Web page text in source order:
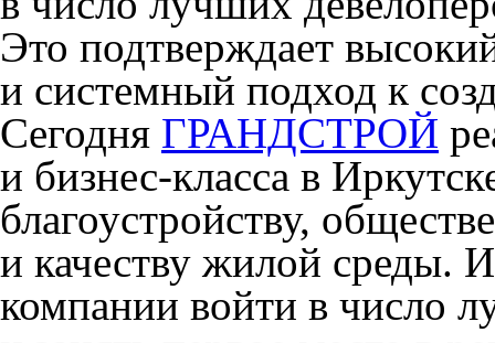
Это подтверждает
и системный подход к
Сегодня ГРАНДСТРОЙ
и бизнес-класса в
благоустройству,
и качеству жилой среды.
компании войти в число